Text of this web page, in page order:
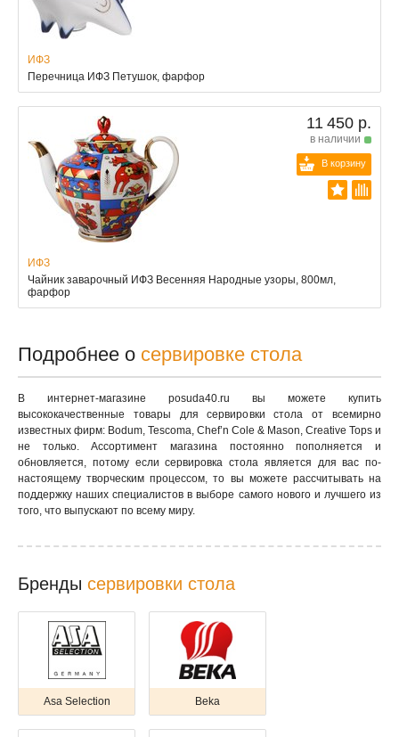
ИФЗ
Перечница ИФЗ Петушок, фарфор
11 450 р.
в наличии
В корзину
ИФЗ
Чайник заварочный ИФЗ Весенняя Народные узоры, 800мл,
фарфор
Подробнее о сервировке стола
В интернет-магазине posuda40.ru вы можете купить
высококачественные товары для сервировки стола от всемирно
известных фирм: Bodum, Tescoma, Chef’n Cole & Mason, Creative Tops и
не только. Ассортимент магазина постоянно пополняется и
обновляется, потому если сервировка стола является для вас по-
настоящему творческим процессом, то вы можете рассчитывать на
поддержку наших специалистов в выборе самого нового и лучшего из
того, что выпускают по всему миру.
Бренды сервировки стола
Asa Selection Beka